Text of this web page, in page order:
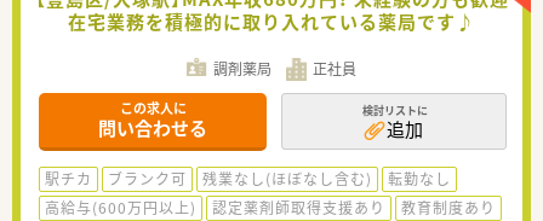
在宅業務を積極的に取り入れている薬局です♪
調剤薬局 正社員
この求人に
問い合わせる
検討リストに
追加
駅チカ ブランク可 残業なし(ほぼなし含む)
転勤なし
高給与(600万円以上)
認定薬剤師取得支援あり
教育制度あり